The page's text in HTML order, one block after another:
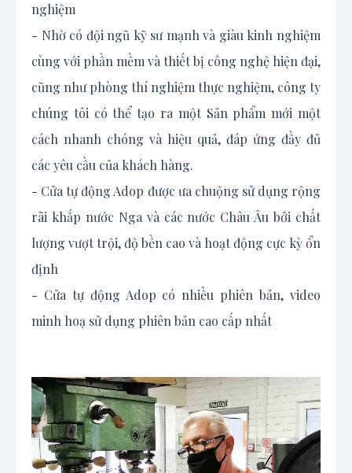
nghiệm
- Nhờ có đội ngũ kỹ sư mạnh và giàu kinh nghiệm
cùng với phần mềm và thiết bị công nghệ hiện đại,
cũng như phòng thí nghiệm thực nghiệm, công ty
chúng tôi có thể tạo ra một Sản phẩm mới một
cách nhanh chóng và hiệu quả, đáp ứng đầy đủ
các yêu cầu của khách hàng.
- Cửa tự động Adop được ưa chuộng sử dụng rộng
rãi khắp nước Nga và các nước Châu Âu bởi chất
lượng vượt trội, độ bền cao và hoạt động cực kỳ ổn
định
- Cửa tự động Adop có nhiều phiên bản, video
minh hoạ sử dụng phiên bản cao cấp nhất